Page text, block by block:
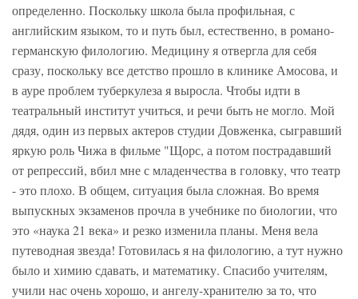
определенно. Поскольку школа была профильная, с
английским языком, то и путь был, естественно, в романо-
германскую филологию. Медицину я отвергла для себя
сразу, поскольку все детство прошло в клинике Амосова, и
в ауре проблем туберкулеза я выросла. Чтобы идти в
театральный институт учиться, и речи быть не могло. Мой
дядя, один из первых актеров студии Довженка, сыгравший
яркую роль Чижа в фильме "Щорс, а потом пострадавший
от репрессий, вбил мне с младенчества в головку, что театр
- это плохо. В общем, ситуация была сложная. Во время
выпускных экзаменов прочла в учебнике по биологии, что
это «наука 21 века» и резко изменила планы. Меня вела
путеводная звезда! Готовилась я на филологию, а тут нужно
было и химию сдавать, и математику. Спасибо учителям,
учили нас очень хорошо, и ангелу-хранителю за то, что